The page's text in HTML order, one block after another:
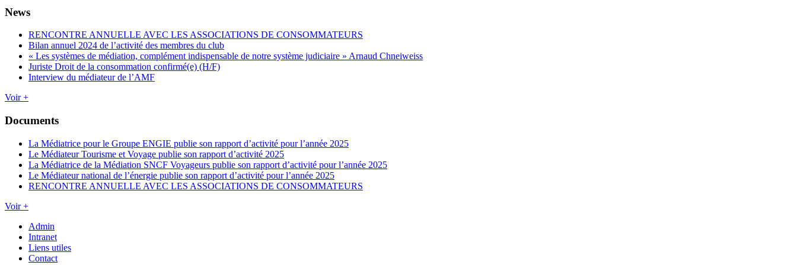
News
RENCONTRE ANNUELLE AVEC LES ASSOCIATIONS DE CONSOMMATEURS
Bilan annuel 2024 de l’activité des membres du club
« Les systèmes de médiation, complément indispensable de notre système judiciaire » Arnaud Chneiweiss
Juriste Droit de la consommation confirmé(e) (H/F)
Interview du médiateur de l’AMF
Voir +
Documents
La Médiatrice pour le Groupe ENGIE publie son rapport d’activité pour l’année 2025
Le Médiateur Tourisme et Voyage publie son rapport d’activité 2025
La Médiatrice de la Médiation SNCF Voyageurs publie son rapport d’activité pour l’année 2025
Le Médiateur national de l’énergie publie son rapport d’activité pour l’année 2025
RENCONTRE ANNUELLE AVEC LES ASSOCIATIONS DE CONSOMMATEURS
Voir +
Admin
Intranet
Liens utiles
Contact